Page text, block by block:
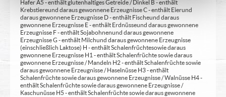
Hafer A5 - enthält glutenhaltiges Getreide / Dinkel B - enthält
Krebstiere und daraus gewonnene Erzeugnisse C - enthält Eier und
daraus gewonnene Erzeugnisse D - enthält Fische und daraus
gewonnene Erzeugnisse E - enthält Erdnüsse und daraus gewonnene
Erzeugnisse F - enthält Sojabohnen und daraus gewonnene
Erzeugnisse G - enthält Milch und daraus gewonnene Erzeugnisse
(einschließlich Laktose) H - enthält Schalenfrüchte sowie daraus
gewonnene Erzeugnisse H1 - enthält Schalenfrüchte sowie daraus
gewonnene Erzeugnisse / Mandeln H2 - enthält Schalenfrüchte sowie
daraus gewonnene Erzeugnisse / Haselnüsse H3 - enthält
Schalenfrüchte sowie daraus gewonnene Erzeugnisse / Walnüsse H4 -
enthält Schalenfrüchte sowie daraus gewonnene Erzeugnisse /
Kaschunüsse H5 - enthält Schalenfrüchte sowie daraus gewonnene